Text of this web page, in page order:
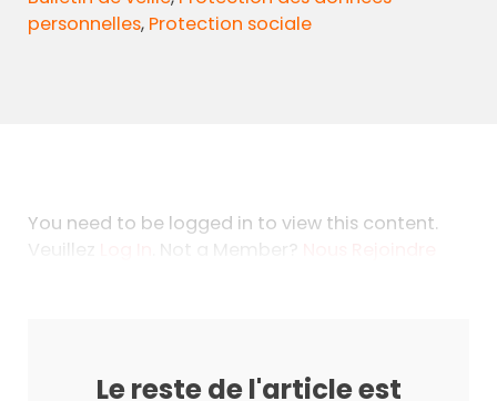
personnelles, Protection sociale
You need to be logged in to view this content.
Veuillez
. Not a Member?
Le reste de l'article est